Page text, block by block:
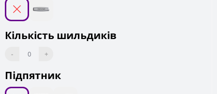
Підпятник
Кількість шильдиків
- 0 +